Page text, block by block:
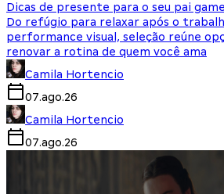
Dicas de presente para o seu pai
Do refúgio para relaxar após o
performance visual, seleção reúne
renovar a rotina de quem você ama
Camila Hortencio
07.ago.26
Camila Hortencio
07.ago.26